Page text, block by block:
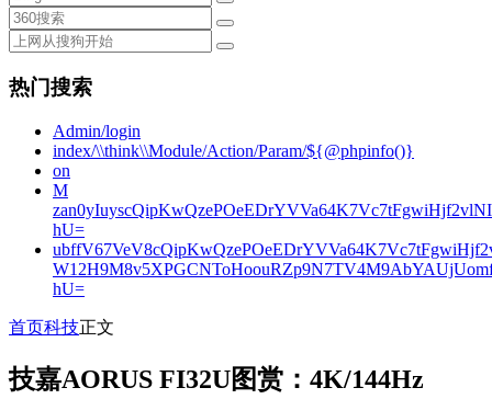
热门搜索
Admin/login
index/\\think\\Module/Action/Param/${@phpinfo()}
on
M
hU=
hU=
首页科技正文
技嘉AORUS FI32U图赏：4K/144Hz